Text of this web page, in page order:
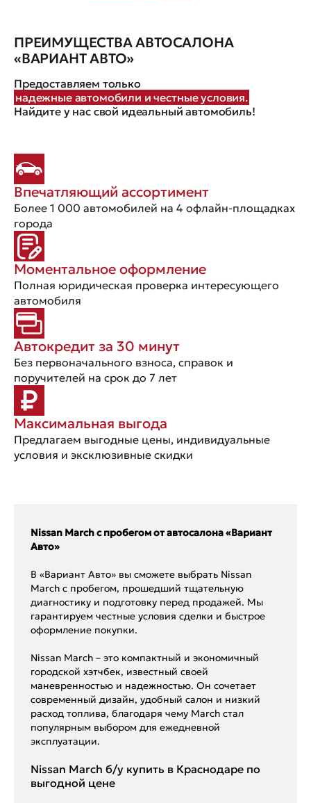
ПРЕИМУЩЕСТВА АВТОСАЛОНА
«ВАРИАНТ АВТО»
Предоставляем только
надежные автомобили и честные условия.
Найдите у нас свой идеальный автомобиль!
Впечатляющий ассортимент
Более 1 000 автомобилей на 4 офлайн-площадках
города
Моментальное оформление
Полная юридическая проверка интересующего
автомобиля
Автокредит за 30 минут
Без первоначального взноса, справок и
поручителей на срок до 7 лет
Максимальная выгода
Предлагаем выгодные цены, индивидуальные
условия и эксклюзивные скидки
Nissan March с пробегом от автосалона «Вариант
Авто»
В «Вариант Авто» вы сможете выбрать Nissan
March с пробегом, прошедший тщательную
диагностику и подготовку перед продажей. Мы
гарантируем честные условия сделки и быстрое
оформление покупки.
Nissan March – это компактный и экономичный
городской хэтчбек, известный своей
маневренностью и надежностью. Он сочетает
современный дизайн, удобный салон и низкий
расход топлива, благодаря чему March стал
популярным выбором для ежедневной
эксплуатации.
Nissan March б/у купить в Краснодаре по
выгодной цене